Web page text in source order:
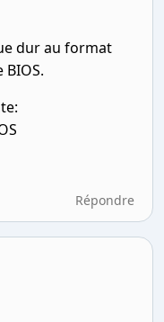
dur au format
BIOS.
Répondre